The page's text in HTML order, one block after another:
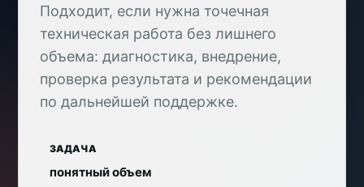
Подходит, если нужна точечная
техническая работа без лишнего
объема: диагностика, внедрение,
проверка результата и рекомендации
по дальнейшей поддержке.
ЗАДАЧА
понятный объем